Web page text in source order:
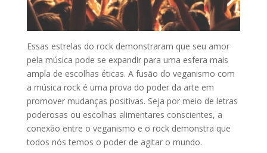
Essas estrelas do rock demonstraram que seu amor
pela música pode se expandir para uma esfera mais
ampla de escolhas éticas. A fusão do veganismo com
a música rock é uma prova do poder da arte em
promover mudanças positivas. Seja por meio de letras
poderosas ou escolhas alimentares conscientes, a
conexão entre o veganismo e o rock demonstra que
todos nós temos o poder de agitar o mundo.